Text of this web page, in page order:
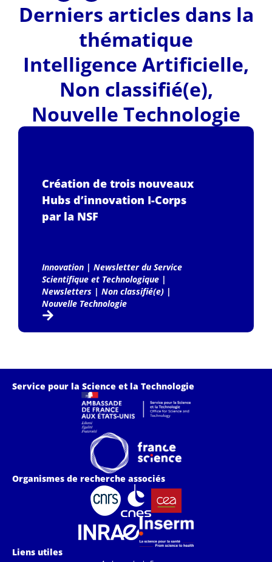
Derniers articles dans la
thématique
Intelligence Artificielle,
Non classifié(e),
Nouvelle Technologie
Création de trois nouveaux
Hubs d’innovation I-Corps
par la NSF
Innovation| Newsletter du Service
Scientifique et Technologique|
Newsletters| Non classifié(e)|
Nouvelle Technologie
Service pour la Science et la Technologie
Organismes de recherche associés
Liens utiles